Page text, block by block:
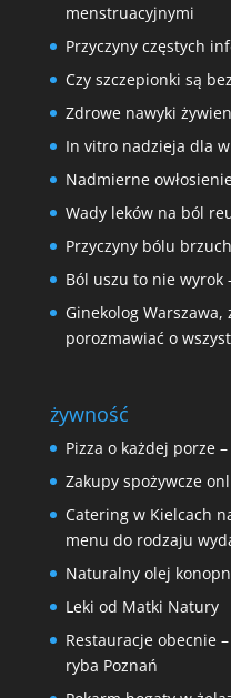
menstruacyjnymi
Przyczyny częstych
Czy szczepionki są
Zdrowe nawyki
In vitro nadzieja dla
Nadmierne
Wady leków na ból
Przyczyny bólu
Ból uszu to nie
Ginekolog Warszawa,
porozmawiać o
żywność
Pizza o każdej porze
Zakupy spożywcze
Catering w Kielcach
menu do rodzaju
Naturalny olej
Leki od Matki Natury
Restauracje obecnie
ryba Poznań